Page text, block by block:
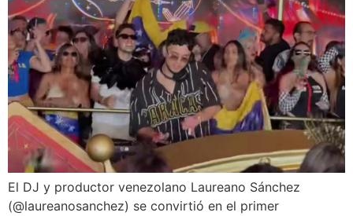
El DJ y productor venezolano Laureano Sánchez
(@laureanosanchez) se convirtió en el primer